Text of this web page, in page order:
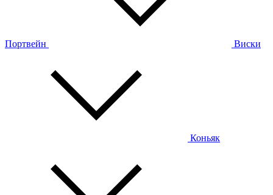
Портвейн Виски
Коньяк